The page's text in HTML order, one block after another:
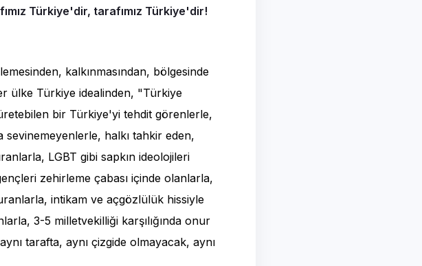
Türkiye'dir, tarafımız Türkiye'dir!
kalkınmasından, bölgesinde
ülke Türkiye idealinden, "Türkiye
bir Türkiye'yi tehdit görenlerle,
sevinemeyenlerle, halkı tahkir eden,
LGBT gibi sapkın ideolojileri
zehirleme çabası içinde olanlarla,
intikam ve açgözlülük hissiyle
3-5 milletvekilliği karşılığında onur
tarafta, aynı çizgide olmayacak, aynı